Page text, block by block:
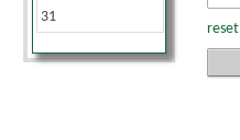
31
reset